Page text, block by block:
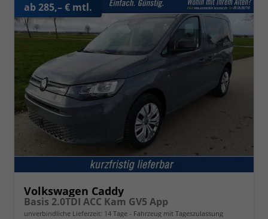
ab 285,– € mtl.
Volkswagen Caddy
Basis 2.0TDI ACC Kam GV5 App
unverbindliche Lieferzeit: 14 Tage Fahrzeug mit Tageszulassung